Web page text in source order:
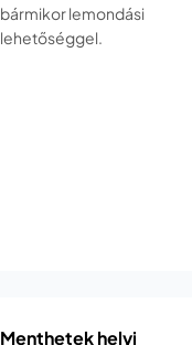
bármikor lemondási
lehetőséggel.
Menthetek helyi